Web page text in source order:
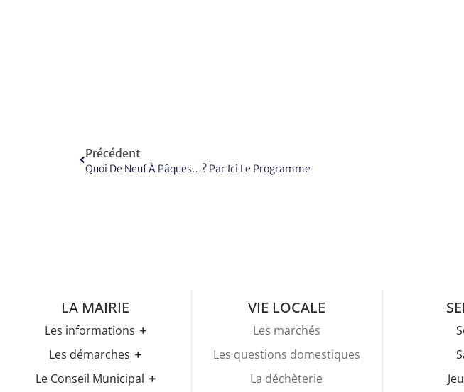
Précédent
Quoi De Neuf À Pâques…? Par Ici Le Programme
LA MAIRIE
Les informations
Les horaires
Les élections
Les démarches
Etat-civil
Recensement militaire
Le Conseil Municipal
VIE LOCALE
Les marchés
Les questions domestiques
La déchèterie
Maison De